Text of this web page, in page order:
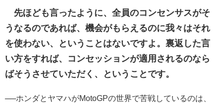
先ほども言ったように、全員のコンセンサスがそ
うなるのであれば、機会がもらえるのに我々はそれ
を使わない、ということはないですよ。裏返した言
い方をすれば、コンセッションが適用されるのなら
ばそうさせていただく、ということです。
──ホンダとヤマハがMotoGPの世界で苦戦しているのは、